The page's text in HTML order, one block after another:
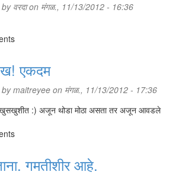
by वरदाon मंगळ., 11/13/2012 - 16:36
एकदम
bymaitreyee on मंगळ., 11/13/2012 - 17:36
:) अजून थोडा मोठा असता तर अजून आवडले
गमतीशीर आहे.